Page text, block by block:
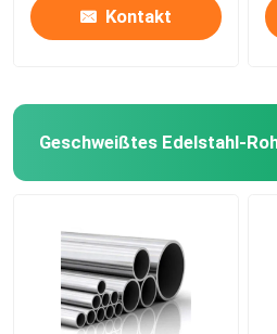
Kontakt
Geschweißtes Edelstahl-